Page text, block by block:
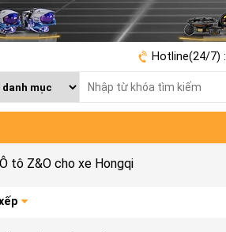
Hotline(24/7) :
tô Z&O cho xe Hongqi